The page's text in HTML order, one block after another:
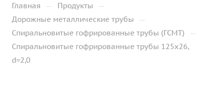
Главная — Продукты —
Дорожные металлические трубы —
Спиральновитые гофрированные трубы (ГСМТ) —
Спиральновитые гофрированные трубы 125х26,
d=2,0